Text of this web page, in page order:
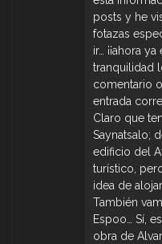
posts y he
fotazas
ir… ¡¡ahora
tranquilidad
comentario
entrada
Claro que
Saynatsalo;
edificio del
turístico,
idea de
También
Espoo… Sí,
obra de